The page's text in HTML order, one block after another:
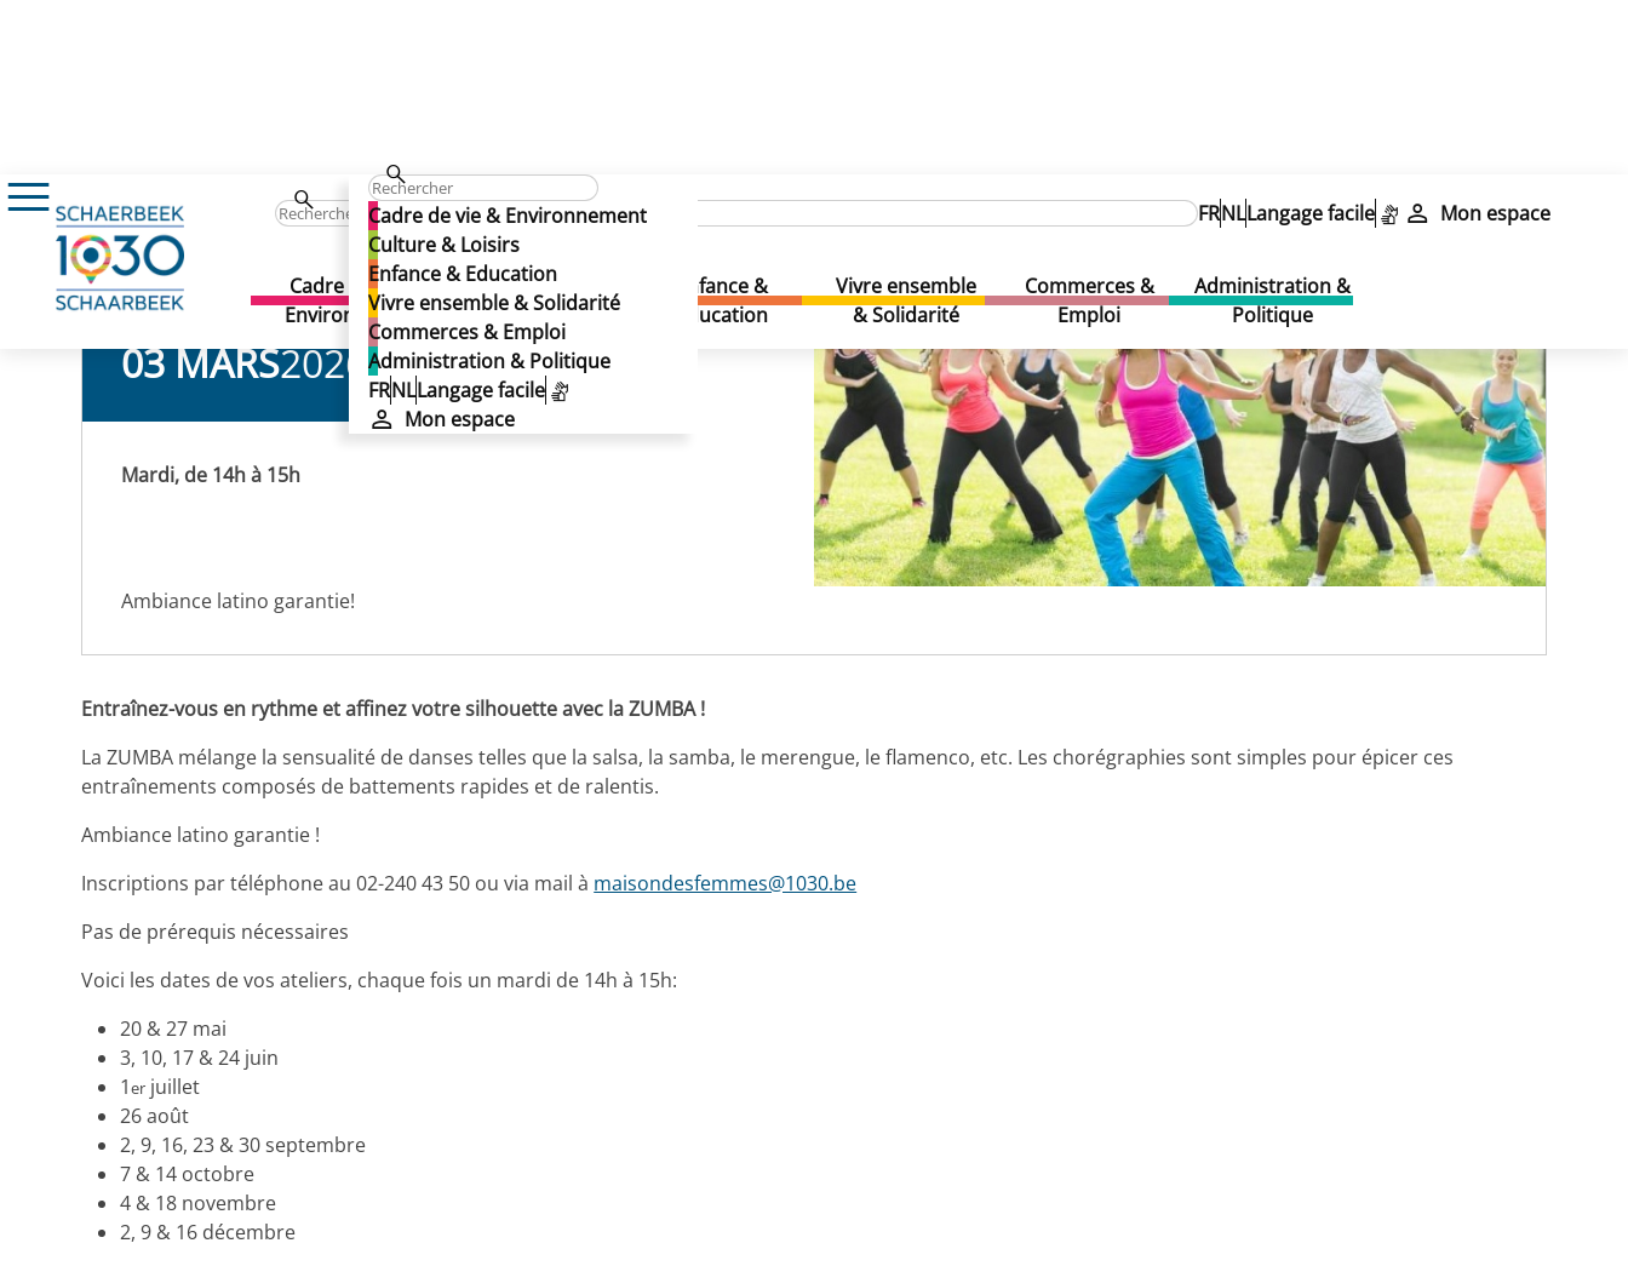
Cadre de vie & Environnement
Culture & Loisirs
Enfance & Education
Vivre ensemble & Solidarité
Commerces & Emploi
Administration & Politique
FRNLLangage facile
Mon espace
FRNLLangage facile Mon espace
Cadre de vie &
Environnement
Culture & Loisirs
Enfance &
Education
Vivre ensemble
& Solidarité
Commerces &
Emploi
Administration &
Politique
Zumba
Zumba
Zumba
03 MARS2026
Mardi, de 14h à 15h
Ambiance latino garantie!
Entraînez-vous en rythme et affinez votre silhouette avec la ZUMBA !
La ZUMBA mélange la sensualité de danses telles que la salsa, la samba, le merengue, le flamenco, etc. Les chorégraphies sont simples pour épicer ces
entraînements composés de battements rapides et de ralentis.
Ambiance latino garantie !
Inscriptions par téléphone au 02-240 43 50 ou via mail à maisondesfemmes@1030.be
Pas de prérequis nécessaires
Voici les dates de vos ateliers, chaque fois un mardi de 14h à 15h:
20 & 27 mai
3, 10, 17 & 24 juin
1er juillet
26 août
2, 9, 16, 23 & 30 septembre
7 & 14 octobre
4 & 18 novembre
2, 9 & 16 décembre